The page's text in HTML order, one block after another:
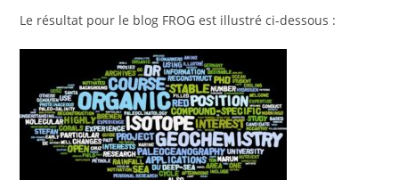
Le résultat pour le blog FROG est illustré ci-dessous :